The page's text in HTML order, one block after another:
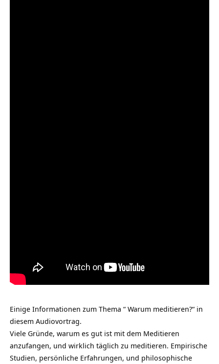
Einige Informationen zum Thema “ Warum meditieren?“ in
diesem Audiovortrag.
Viele Gründe, warum es gut ist mit dem Meditieren
anzufangen, und wirklich täglich zu meditieren. Empirische
Studien, persönliche Erfahrungen, und philosophische